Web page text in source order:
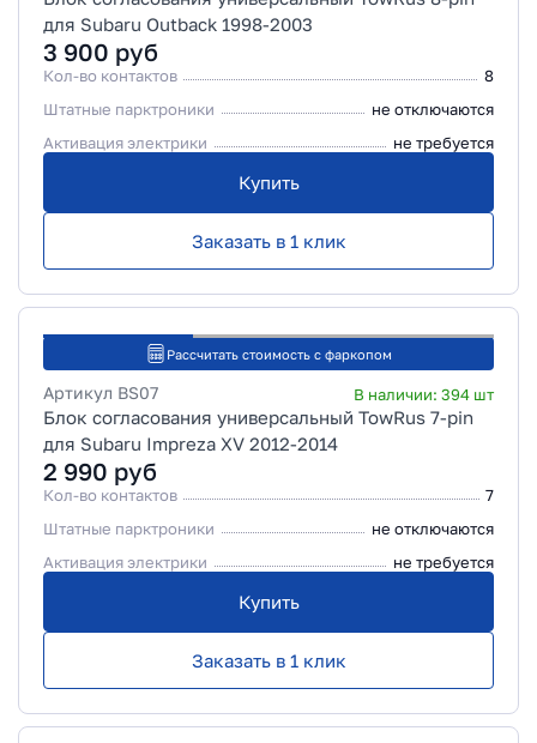
для Subaru Outback 1998-2003
3 900 руб
Кол-во контактов
8
Штатные парктроники
не отключаются
Активация электрики
не требуется
Купить
Заказать в 1 клик
Рассчитать стоимость с фаркопом
Артикул BS07 В наличии: 394 шт
Блок согласования универсальный TowRus 7-pin
для Subaru Impreza XV 2012-2014
2 990 руб
Кол-во контактов
7
Штатные парктроники
не отключаются
Активация электрики
не требуется
Купить
Заказать в 1 клик